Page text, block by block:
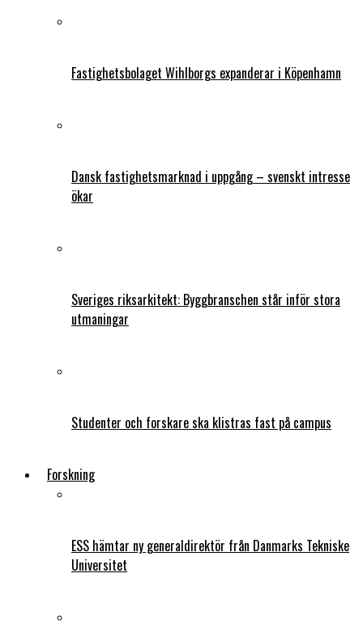
Fastighetsbolaget Wihlborgs expanderar i Köpenhamn
Dansk fastighetsmarknad i uppgång – svenskt intresse
ökar
Sveriges riksarkitekt: Byggbranschen står inför stora
utmaningar
Studenter och forskare ska klistras fast på campus
Forskning
ESS hämtar ny generaldirektör från Danmarks Tekniske
Universitet